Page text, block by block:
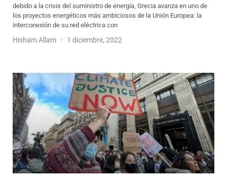
debido a la crisis del suministro de energía, Grecia avanza en uno de
los proyectos energéticos más ambiciosos de la Unión Europea: la
interconexión de su red eléctrica con
Hisham Allam 1 diciembre, 2022